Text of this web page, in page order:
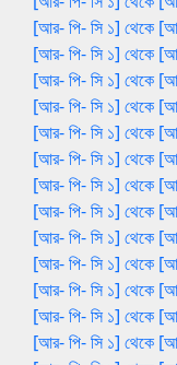
[আর- পি- সি ১] থেকে
[আর- পি- সি ১] থেকে
[আর- পি- সি ১] থেকে
[আর- পি- সি ১] থেকে
[আর- পি- সি ১] থেকে
[আর- পি- সি ১] থেকে
[আর- পি- সি ১] থেকে
[আর- পি- সি ১] থেকে
[আর- পি- সি ১] থেকে
[আর- পি- সি ১] থেকে
[আর- পি- সি ১] থেকে
[আর- পি- সি ১] থেকে
[আর- পি- সি ১] থেকে